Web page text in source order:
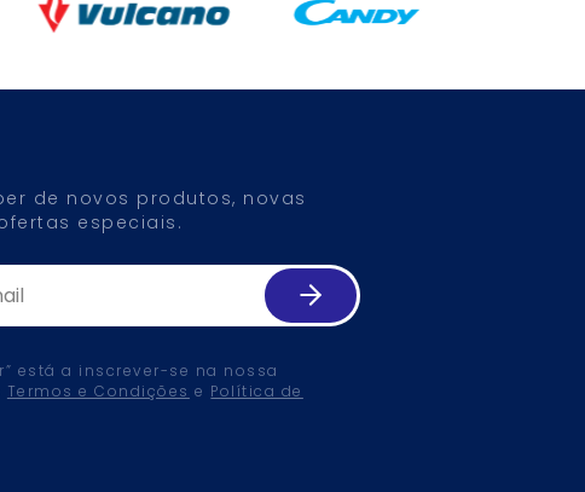
de novos produtos, novas
especiais.
está a inscrever-se na nossa
Termos e Condições e Política de